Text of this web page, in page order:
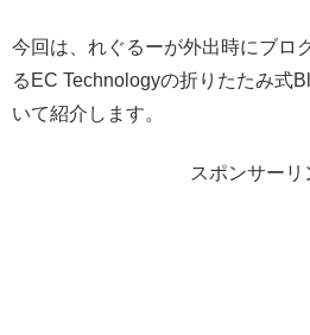
今回は、れぐるーが外出時にブロ
るEC Technologyの折りたたみ式
いて紹介します。
スポンサーリ